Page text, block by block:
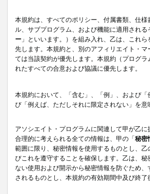
本規約は、すべてのポリシー、付属書類、仕
ル、サブプログラム、および機能に適用され
ー 」といいます。）を組み入れ、乙は、これ
先します。本規約と、別のアフィリエイト・
ては当該契約が優先します。本規約（プログ
れたすべての合意および協議に優先します。
本規約において、「含む」、「例」、および
び「例えば、ただしそれに限定されない」を意
アソシエイト・プログラムに関連して甲が乙
合理的に考えられる全ての情報は、甲の「秘密
範囲に限り、秘密情報を使用するものとし、
びこれを遵守することを確保します。乙は、
ない使用および開示から秘密情報を防ぐため
されるものとし、本規約の有効期間中及び終了